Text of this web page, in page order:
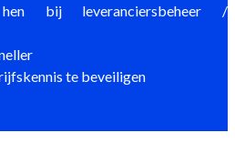
hen bij leveranciersbeheer /
te beveiligen